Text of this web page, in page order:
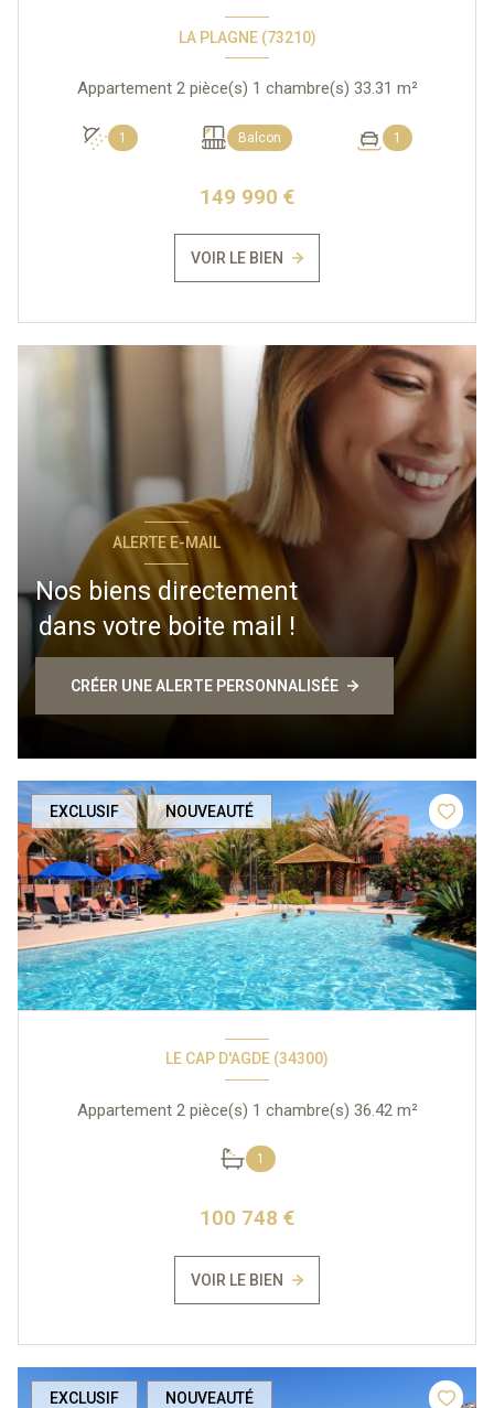
LA PLAGNE (73210)
Appartement 2 pièce(s) 1 chambre(s) 33.31 m²
1 Balcon 1
149 990 €
VOIR LE BIEN
ALERTE E-MAIL
Nos biens directement
dans votre boite mail !
CRÉER UNE ALERTE PERSONNALISÉE
EXCLUSIF NOUVEAUTÉ
LE CAP D'AGDE (34300)
Appartement 2 pièce(s) 1 chambre(s) 36.42 m²
1
100 748 €
VOIR LE BIEN
EXCLUSIF NOUVEAUTÉ